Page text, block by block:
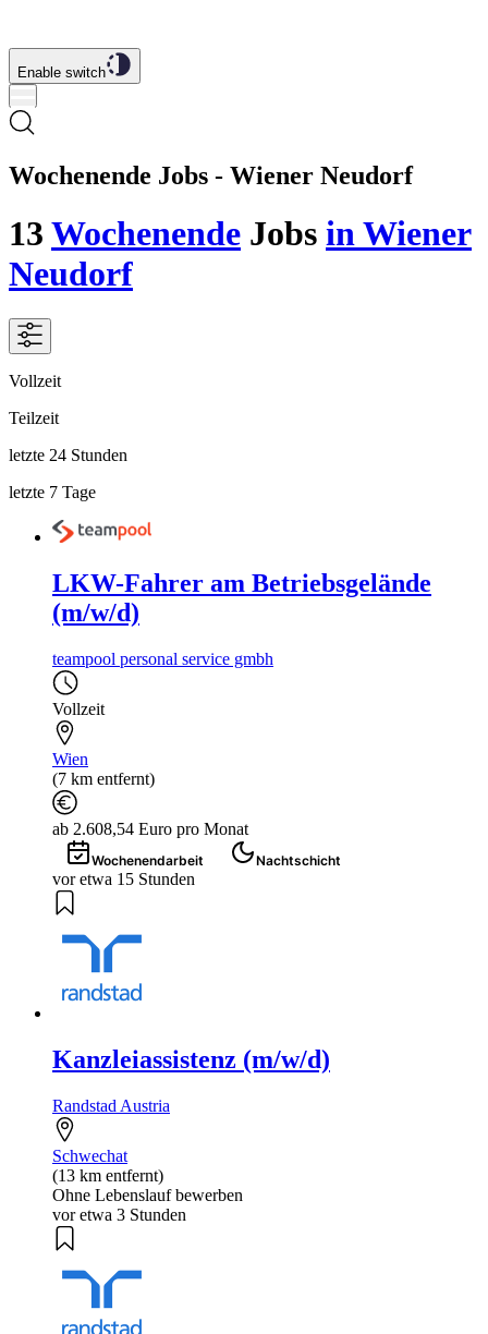
Enable switch
Wochenende Jobs - Wiener Neudorf
13 Wochenende Jobs in Wiener
Neudorf
Vollzeit
Teilzeit
letzte 24 Stunden
letzte 7 Tage
LKW-Fahrer am Betriebsgelände
(m/w/d)
teampool personal service gmbh
Vollzeit
Wien
(7 km entfernt)
ab 2.608,54 Euro pro Monat
Wochenendarbeit Nachtschicht
vor etwa 15 Stunden
Kanzleiassistenz (m/w/d)
Randstad Austria
Schwechat
(13 km entfernt)
Ohne Lebenslauf bewerben
vor etwa 3 Stunden